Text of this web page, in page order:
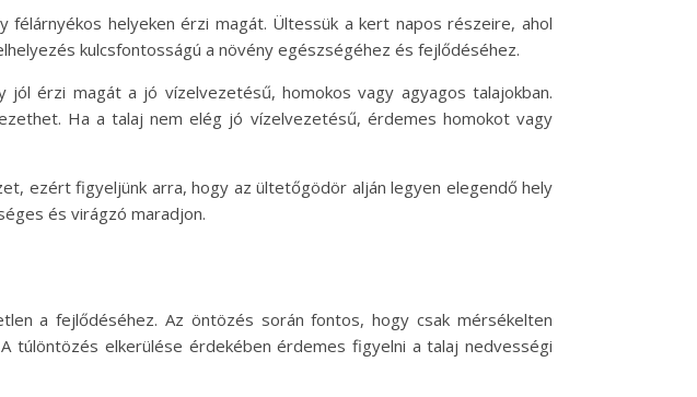
helyeken érzi magát. Ültessük a kert napos részeire, ahol
kulcsfontosságú a növény egészségéhez és fejlődéséhez.
érzi magát a jó vízelvezetésű, homokos vagy agyagos talajokban.
Ha a talaj nem elég jó vízelvezetésű, érdemes homokot vagy
ezért figyeljünk arra, hogy az ültetőgödör alján legyen elegendő hely
és virágzó maradjon.
a fejlődéséhez. Az öntözés során fontos, hogy csak mérsékelten
elkerülése érdekében érdemes figyelni a talaj nedvességi